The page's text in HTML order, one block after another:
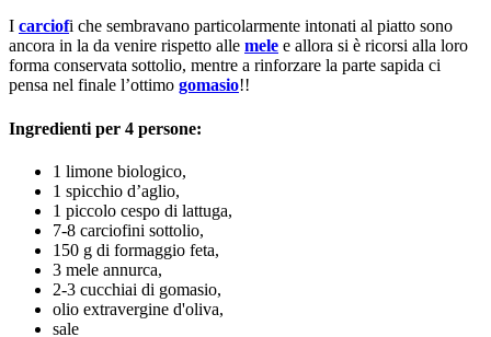
I carciofi che sembravano particolarmente intonati al piatto sono
ancora in la da venire rispetto alle mele e allora si è ricorsi alla loro
forma conservata sottolio, mentre a rinforzare la parte sapida ci
pensa nel finale l’ottimo gomasio!!
Ingredienti per 4 persone:
1 limone biologico,
1 spicchio d’aglio,
1 piccolo cespo di lattuga,
7-8 carciofini sottolio,
150 g di formaggio feta,
3 mele annurca,
2-3 cucchiai di gomasio,
olio extravergine d'oliva,
sale